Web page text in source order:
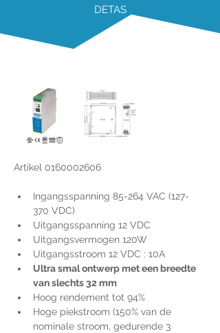
DETAS
Artikel 0160002606
Ingangsspanning 85-264 VAC (127-
370 VDC)
Uitgangsspanning 12 VDC
Uitgangsvermogen 120W
Uitgangsstroom 12 VDC : 10A
Ultra smal ontwerp met een breedte
van slechts 32 mm
Hoog rendement tot 94%
Hoge piekstroom (150% van de
nominale stroom, gedurende 3